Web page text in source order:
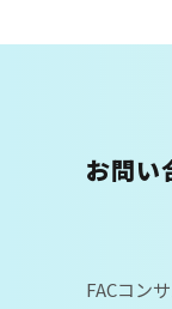
お問い
FACコン